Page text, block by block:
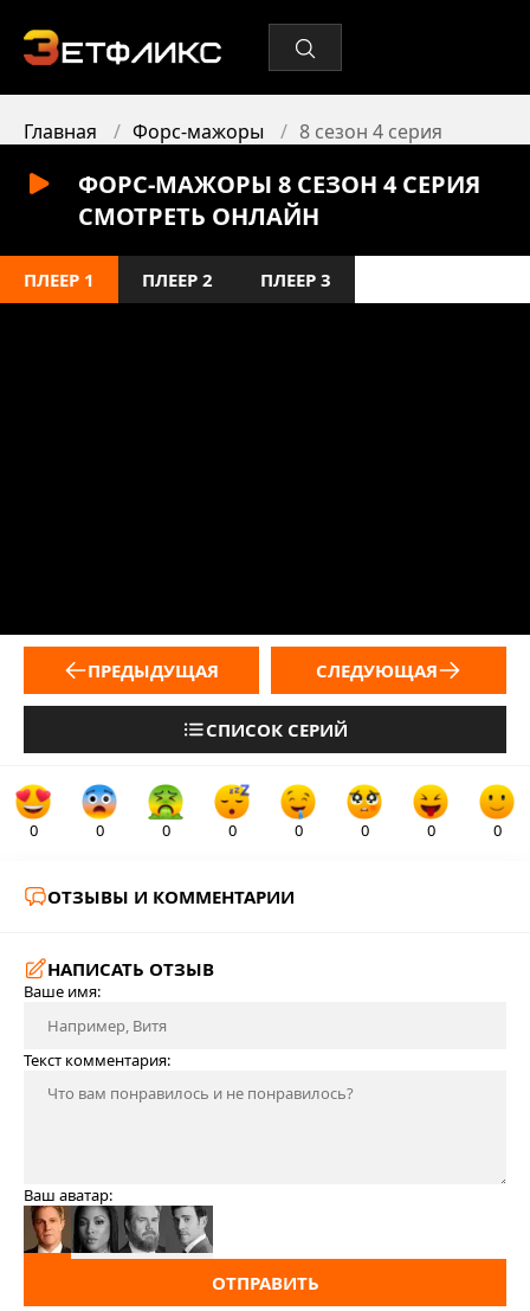
Главная Форс-мажоры 8 сезон 4 серия
ФОРС-МАЖОРЫ 8 СЕЗОН 4 СЕРИЯ
СМОТРЕТЬ ОНЛАЙН
ПЛЕЕР 1 ПЛЕЕР 2 ПЛЕЕР 3
ПРЕДЫДУЩАЯ
СПИСОК СЕРИЙ
СЛЕДУЮЩАЯ
0 0 0 0 0 0 0 0
ОТЗЫВЫ И КОММЕНТАРИИ
НАПИСАТЬ ОТЗЫВ
Ваше имя:
Текст комментария:
Ваш аватар:
ОТПРАВИТЬ